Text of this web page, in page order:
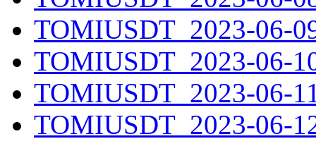
TOMIUSDT_2023-06-
TOMIUSDT_2023-06-
TOMIUSDT_2023-06-
TOMIUSDT_2023-06-